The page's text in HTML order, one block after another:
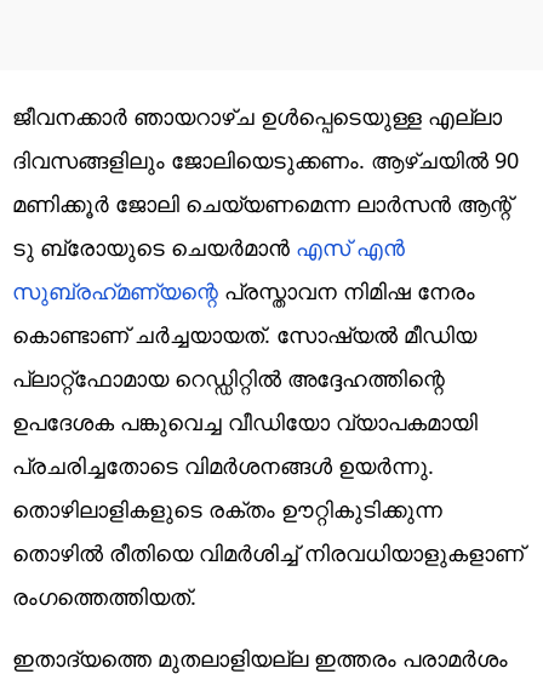
ജീവനക്കാര്‍ ഞായറാഴ്ച ഉള്‍പ്പെടെയുള്ള എല്ലാ
ദിവസങ്ങളിലും ജോലിയെടുക്കണം. ആഴ്ചയില്‍ 90
മണിക്കൂര്‍ ജോലി ചെയ്യണമെന്ന ലാര്‍സന്‍ ആന്റ്
ടു ബ്രോയുടെ ചെയര്‍മാന്‍ എസ് എന്‍
സുബ്രഹ്‌മണ്യന്റെ പ്രസ്താവന നിമിഷ നേരം
കൊണ്ടാണ് ചര്‍ച്ചയായത്. സോഷ്യല്‍ മീഡിയ
പ്ലാറ്റ്‌ഫോമായ റെഡ്ഡിറ്റില്‍ അദ്ദേഹത്തിന്റെ
ഉപദേശക പങ്കുവെച്ച വീഡിയോ വ്യാപകമായി
പ്രചരിച്ചതോടെ വിമര്‍ശനങ്ങള്‍ ഉയര്‍ന്നു.
തൊഴിലാളികളുടെ രക്തം ഊറ്റികുടിക്കുന്ന
തൊഴില്‍ രീതിയെ വിമര്‍ശിച്ച് നിരവധിയാളുകളാണ്
രംഗത്തെത്തിയത്.
ഇതാദ്യത്തെ മുതലാളിയല്ല ഇത്തരം പരാമര്‍ശം